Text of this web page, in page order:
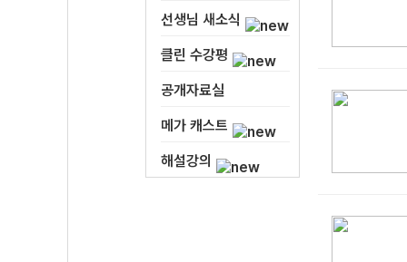
선생님 새소식
클린 수강평
공개자료실
메가 캐스트
해설강의